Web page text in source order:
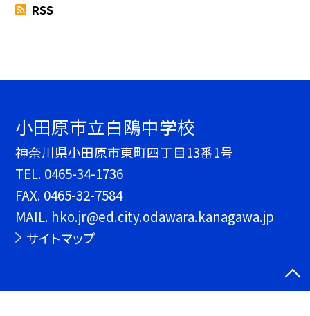
RSS
小田原市立白鴎中学校
神奈川県小田原市東町四丁目13番1号
TEL. 0465-34-1736
FAX. 0465-32-7584
MAIL. hko.jr@ed.city.odawara.kanagawa.jp
サイトマップ